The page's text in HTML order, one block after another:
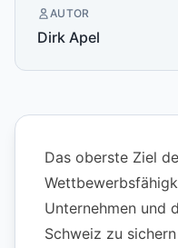
AUTOR
Dirk Apel
Das oberste Ziel
Unternehmen und
Schweiz zu